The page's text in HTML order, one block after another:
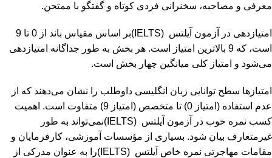
معرفی و مصاحبه، سخنرانی فردی کوتاه و گفتگو با ممتحن.
امتیازدهی در آزمون آیلتس (IELTS)بر اساس مقیاس باند از 0 تا 9
است، که 9 بالاترین امتیاز است. هر بخش به طور جداگانه امتیازدهی
می‌شود و امتیاز کلی میانگین چهار بخش است.
امتیازها سطح توانایی زبان انگلیسی داوطلب را نشان می‌دهند که از
عدم استفاده (امتیاز 0) تا متخصص (امتیاز 9) متفاوت است. اهمیت
کسب نمره خوب در آزمون آیلتس (IELTS)نمی‌تواند به طور
غیرمتعارف بیان شود. بسیاری از مؤسسات آموزشی، کارفرمایان و
مقامات مهاجرتی نمره خاص آیلتس (IELTS)را به عنوان مدرکی از